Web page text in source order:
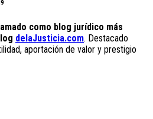
como blog jurídico más
delaJusticia.com. Destacado
aportación de valor y prestigio